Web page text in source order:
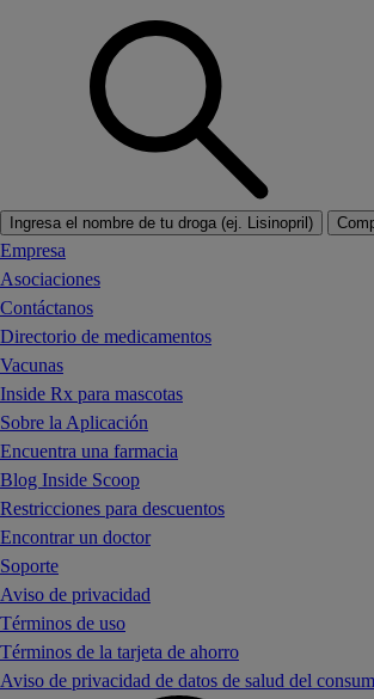
Ingresa el nombre de tu droga (ej. Lisinopril)
Empresa
Asociaciones
Contáctanos
Directorio de medicamentos
Vacunas
Inside Rx para mascotas
Sobre la Aplicación
Encuentra una farmacia
Blog Inside Scoop
Restricciones para descuentos
Encontrar un doctor
Soporte
Aviso de privacidad
Términos de uso
Términos de la tarjeta de ahorro
Aviso de privacidad de datos de salud del